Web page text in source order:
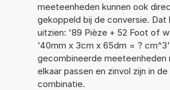
meeteenheden kunnen ook
gekoppeld bij de conversie. Dat
uitzien: '89 Pièze + 52 Foot of
'40mm x 3cm x 65dm = ?
gecombineerde meeteenheden
elkaar passen en zinvol zijn in
combinatie.